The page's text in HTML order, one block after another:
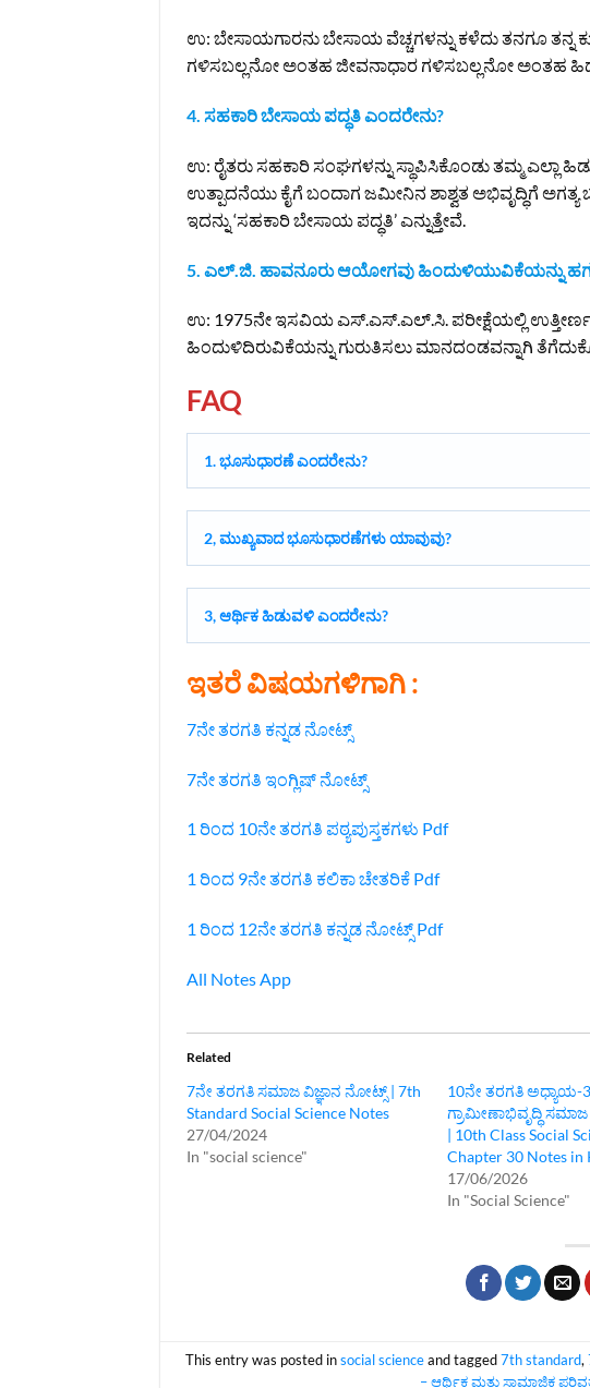
ಉ: ಬೇಸಾಯಗಾರನು ಬೇಸಾಯ ವೆಚ್ಚಗಳನ್ನು ಕಳೆದು ತನಗೂ
ಗಳಿಸಬಲ್ಲನೋ ಅಂತಹ ಜೀವನಾಧಾರ ಗಳಿಸಬಲ್ಲನೋ ಅಂತಹ
4. ಸಹಕಾರಿ ಬೇಸಾಯ ಪದ್ಧತಿ ಎಂದರೇನು?
ಉ: ರೈತರು ಸಹಕಾರಿ ಸಂಘಗಳನ್ನು ಸ್ಥಾಪಿಸಿಕೊಂಡು ತಮ್ಮ ಎಲ್ಲಾ
ಉತ್ಪಾದನೆಯು ಕೈಗೆ ಬಂದಾಗ ಜಮೀನಿನ ಶಾಶ್ವತ ಅಭಿವೃದ್ಧಿಗೆ ಅಗತ್ಯ
ಇದನ್ನು ‘ಸಹಕಾರಿ ಬೇಸಾಯ ಪದ್ಧತಿ’ ಎನ್ನುತ್ತೇವೆ.
5. ಎಲ್.ಜಿ. ಹಾವನೂರು ಆಯೋಗವು ಹಿಂದುಳಿಯುವಿಕೆಯನ್ನು
ಉ: 1975ನೇ ಇಸವಿಯ ಎಸ್.ಎಸ್.ಎಲ್.ಸಿ. ಪರೀಕ್ಷೆಯಲ್ಲಿ
ಹಿಂದುಳಿದಿರುವಿಕೆಯನ್ನು ಗುರುತಿಸಲು ಮಾನದಂಡವನ್ನಾಗಿ
FAQ
1.‌ ಭೂಸುಧಾರಣೆ ಎಂದರೇನು?
2, ಮುಖ್ಯವಾದ ಭೂಸುಧಾರಣೆಗಳು ಯಾವುವು?
3, ಆರ್ಥಿಕ ಹಿಡುವಳಿ ಎಂದರೇನು?
ಇತರೆ ವಿಷಯಗಳಿಗಾಗಿ :
7ನೇ ತರಗತಿ ಕನ್ನಡ ನೋಟ್ಸ್
7ನೇ ತರಗತಿ ಇಂಗ್ಲಿಷ್‌ ನೋಟ್ಸ್
1 ರಿಂದ 10ನೇ ತರಗತಿ ಪಠ್ಯಪುಸ್ತಕಗಳು Pdf
1 ರಿಂದ 9ನೇ ತರಗತಿ ಕಲಿಕಾ ಚೇತರಿಕೆ Pdf
1 ರಿಂದ 12ನೇ ತರಗತಿ ಕನ್ನಡ ನೋಟ್ಸ್‌ Pdf
All Notes App
Related
7ನೇ ತರಗತಿ ಸಮಾಜ ವಿಜ್ಞಾನ ನೋಟ್ಸ್‌ | 7th
Standard Social Science Notes
27/04/2024
In "social science"
10ನೇ ತರಗತಿ ಅಧ್ಯಾಯ-
ಗ್ರಾಮೀಣಾಭಿವೃದ್ಧಿ
| 10th Class Social
Chapter 30 Notes in
17/06/2026
In "Social Science"
This entry was posted insocial scienceand tagged7th standard,
– ಆರ್ಥಿಕ ಮತ್ತು ಸಾಮಾಜಿಕ